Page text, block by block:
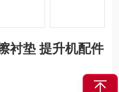
衬垫 提升机配件